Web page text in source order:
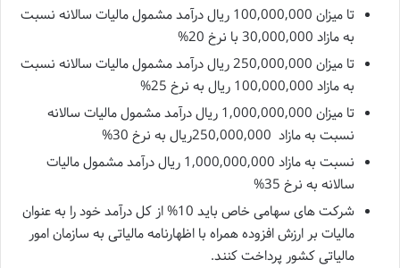
تا میزان 100,000,000 ریال درآمد مشمول مالیات سالانه نسبت
به مازاد 30,000,000 با نرخ 20%
تا میزان 250,000,000 ریال درآمد مشمول مالیات سالانه نسبت
به مازاد 100,000,000 ریال به نرخ 25%
تا میزان 1,000,000,000 ریال درآمد مشمول مالیات سالانه
نسبت به مازاد 250,000,000ریال به نرخ 30%
نسبت به مازاد 1,000,000,000 ریال درآمد مشمول مالیات
سالانه به نرخ 35%
شرکت های سهامی خاص باید 10% از کل درآمد خود را به عنوان
مالیات بر ارزش افزوده همراه با اظهارنامه مالیاتی به سازمان امور
مالیاتی کشور پرداخت کنند.